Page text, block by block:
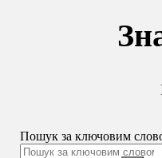
Пошук за ключовим